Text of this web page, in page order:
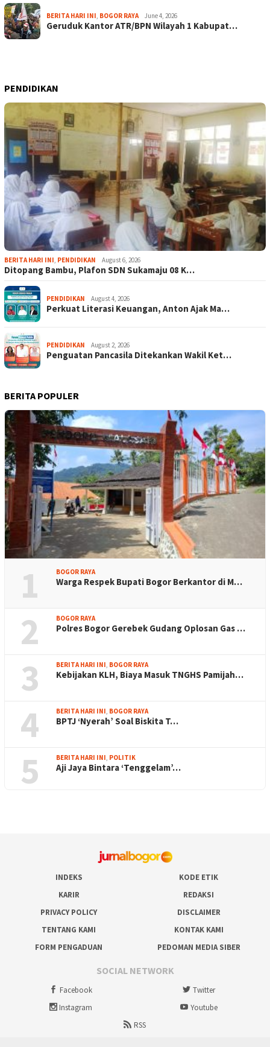
BERITA HARI INI, BOGOR RAYA June 4, 2026
Geruduk Kantor ATR/BPN Wilayah 1 Kabupat…
PENDIDIKAN
BERITA HARI INI PENDIDIKAN August 6, 2026
Ditopang Bambu, Plafon SDN Sukamaju 08 K…
PENDIDIKAN August 4, 2026
Perkuat Literasi Keuangan, Anton Ajak Ma…
PENDIDIKAN August 2, 2026
Penguatan Pancasila Ditekankan Wakil Ket…
BERITA POPULER
1 BOGOR RAYA
Warga Respek Bupati Bogor Berkantor di M…
2 BOGOR RAYA
Polres Bogor Gerebek Gudang Oplosan Gas …
3 BERITA HARI INI BOGOR RAYA
Kebijakan KLH, Biaya Masuk TNGHS Pamijah…
4 BERITA HARI INI BOGOR RAYA
BPTJ ‘Nyerah’ Soal Biskita T…
5 BERITA HARI INI POLITIK
Aji Jaya Bintara ‘Tenggelam’…
INDEKS
KODE ETIK
KARIR
REDAKSI
PRIVACY POLICY
DISCLAIMER
TENTANG KAMI
KONTAK KAMI
FORM PENGADUAN
PEDOMAN MEDIA SIBER
SOCIAL NETWORK
Facebook
Twitter
Instagram
Youtube
RSS